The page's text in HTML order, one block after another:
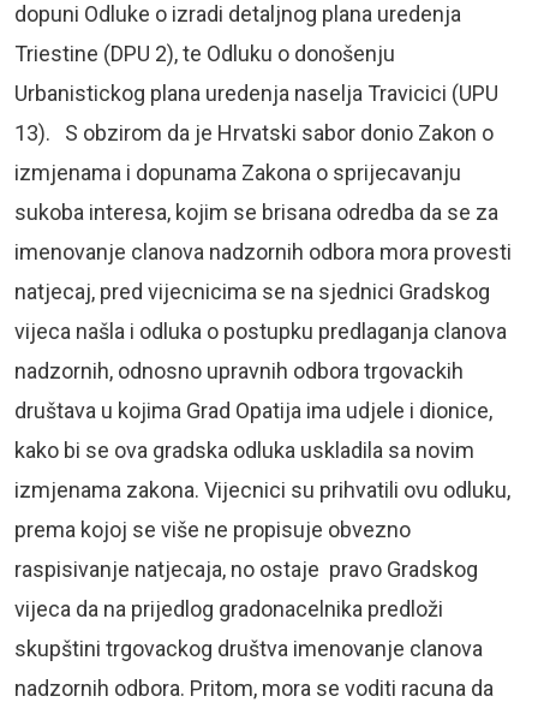
dopuni Odluke o izradi detaljnog plana uredenja
Triestine (DPU 2), te Odluku o donošenju
Urbanistickog plana uredenja naselja Travicici (UPU
13). S obzirom da je Hrvatski sabor donio Zakon o
izmjenama i dopunama Zakona o sprijecavanju
sukoba interesa, kojim se brisana odredba da se za
imenovanje clanova nadzornih odbora mora provesti
natjecaj, pred vijecnicima se na sjednici Gradskog
vijeca našla i odluka o postupku predlaganja clanova
nadzornih, odnosno upravnih odbora trgovackih
društava u kojima Grad Opatija ima udjele i dionice,
kako bi se ova gradska odluka uskladila sa novim
izmjenama zakona. Vijecnici su prihvatili ovu odluku,
prema kojoj se više ne propisuje obvezno
raspisivanje natjecaja, no ostaje pravo Gradskog
vijeca da na prijedlog gradonacelnika predloži
skupštini trgovackog društva imenovanje clanova
nadzornih odbora. Pritom, mora se voditi racuna da